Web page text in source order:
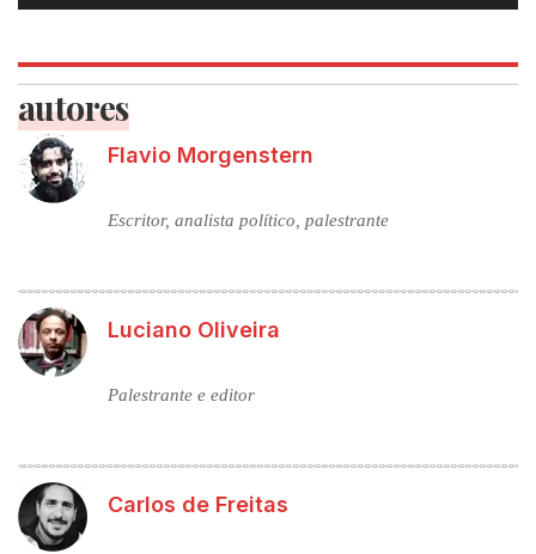
autores
Flavio Morgenstern
Escritor, analista político, palestrante
Luciano Oliveira
Palestrante e editor
Carlos de Freitas